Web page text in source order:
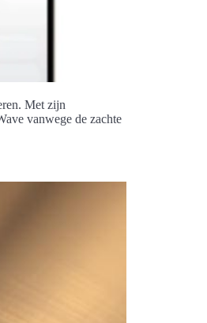
Met zijn
vanwege de zachte